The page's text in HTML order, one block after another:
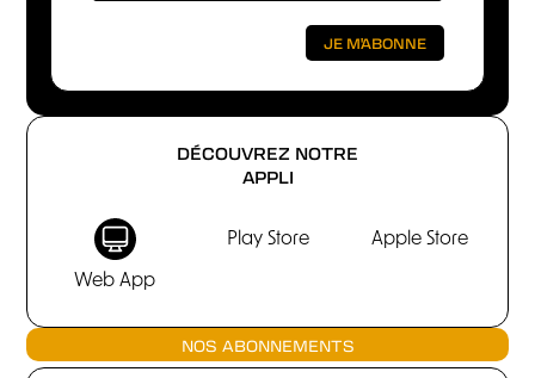
DÉCOUVREZ NOTRE
APPLI
Web App
Play Store Apple Store
NOS ABONNEMENTS